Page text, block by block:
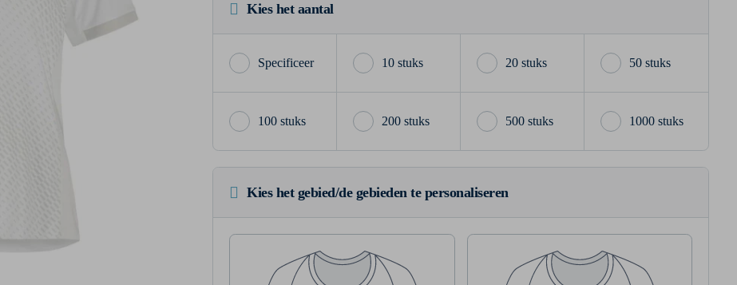
Kies het aantal
10 stuks 20 stuks 50 stuks
100 stuks 200 stuks 500 stuks 1000 stuks
Kies het gebied/de gebieden te personaliseren